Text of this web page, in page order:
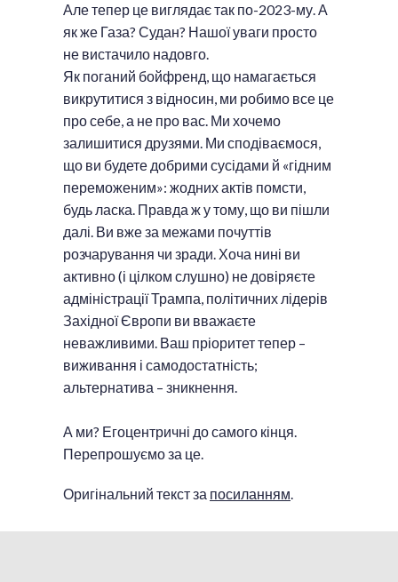
Але тепер це виглядає так по-2023-му. А
як же Газа? Судан? Нашої уваги просто
не вистачило надовго.
Як поганий бойфренд, що намагається
викрутитися з відносин, ми робимо все це
про себе, а не про вас. Ми хочемо
залишитися друзями. Ми сподіваємося,
що ви будете добрими сусідами й «гідним
переможеним»: жодних актів помсти,
будь ласка. Правда ж у тому, що ви пішли
далі. Ви вже за межами почуттів
розчарування чи зради. Хоча нині ви
активно (і цілком слушно) не довіряєте
адміністрації Трампа, політичних лідерів
Західної Європи ви вважаєте
неважливими. Ваш пріоритет тепер –
виживання і самодостатність;
альтернатива – зникнення.
А ми? Егоцентричні до самого кінця.
Перепрошуємо за це.
Оригінальний текст за посиланням.